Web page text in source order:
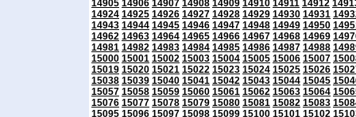
14905 14906 14907 14908 14909 14910 14911 14912
14924 14925 14926 14927 14928 14929 14930 14931
14943 14944 14945 14946 14947 14948 14949 14950
14962 14963 14964 14965 14966 14967 14968 14969
14981 14982 14983 14984 14985 14986 14987 14988
15000 15001 15002 15003 15004 15005 15006 15007
15019 15020 15021 15022 15023 15024 15025 15026
15038 15039 15040 15041 15042 15043 15044 15045
15057 15058 15059 15060 15061 15062 15063 15064
15076 15077 15078 15079 15080 15081 15082 15083
15095 15096 15097 15098 15099 15100 15101 15102